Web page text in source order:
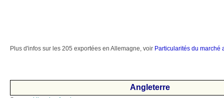
Plus d'infos sur les 205 exportées en Allemagne, voir Particularités du marché
Angleterre